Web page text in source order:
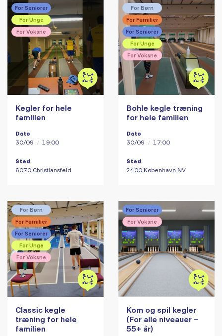
For Seniorer
For Unge
For Voksne
Kegler for hele
familien
Dato
30/09 / 19:00
Sted
6070 Christiansfeld
For Børn
For Familier
For Seniorer
For Unge
For Voksne
Bohle kegle træning
for hele familien
Dato
30/09 / 17:00
Sted
2400 København NV
For Børn
For Familier
For Seniorer
For Unge
For Voksne
Classic kegle
træning for hele
familien
For Seniorer
For Voksne
Kom og spil kegler
(For alle niveauer –
55+ år)